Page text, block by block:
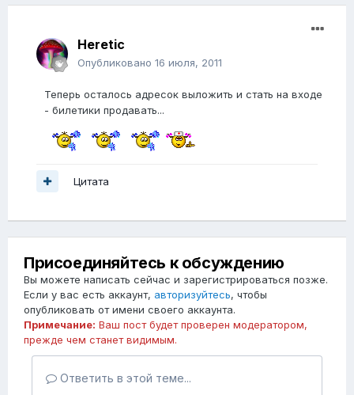
Heretic
Опубликовано 16 июля, 2011
Теперь осталось адресок выложить и стать на входе
- билетики продавать...
Цитата
Присоединяйтесь к обсуждению
Вы можете написать сейчас и зарегистрироваться позже.
Если у вас есть аккаунт, авторизуйтесь, чтобы
опубликовать от имени своего аккаунта.
Примечание: Ваш пост будет проверен модератором,
прежде чем станет видимым.
Ответить в этой теме...